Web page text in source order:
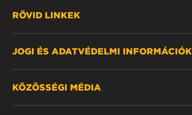
RÖVID LINKEK
HOL KAPHATÓ
JOGI ÉS ADATVÉDELMI INFORMÁCIÓK
KÖZÖSSÉGI MÉDIA